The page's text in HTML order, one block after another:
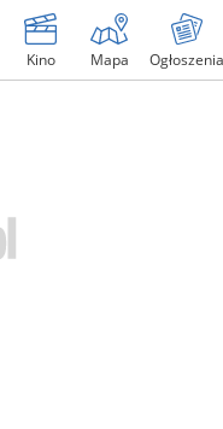
Kino Mapa Ogłoszenia